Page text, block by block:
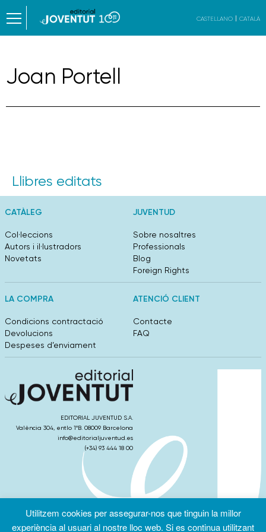
CASTELLANO CATALÀ
Joan Portell
Llibres editats
CATÀLEG
Col·leccions
Autors i il·lustradors
Novetats
JUVENTUD
Sobre nosaltres
Professionals
Blog
Foreign Rights
LA COMPRA
Condicions contractació
Devolucions
Despeses d’enviament
ATENCIÓ CLIENT
Contacte
FAQ
EDITORIAL JUVENTUD S.A.
València 304, entlo 1ºB. 08009 Barcelona
info@editorialjuventud.es
(+34) 93 444 18 00
Condicions
Política de
Política de
cookies
Utilitzem cookies per assegurar-nos que tinguin la millor
experiència al usuari al nostre lloc web. Si es continua utilitzant